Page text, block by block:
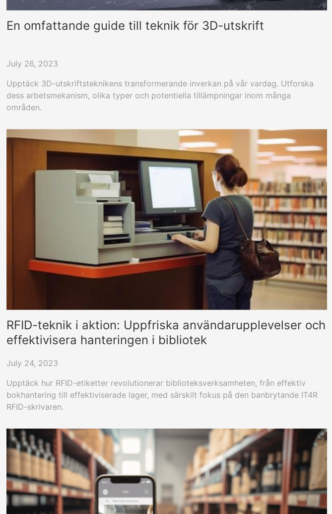
En omfattande guide till teknik för 3D-utskrift
July 26, 2023
Upptäck 3D-utskriftsteknikens transformerande inverkan på vår vardag. Utforska
dess arbetsmekanism, olika typer och potentiella tillämpningar inom många
områden.
RFID-teknik i aktion: Uppfriska användarupplevelser och
effektivisera hanteringen i bibliotek
July 24, 2023
Upptäck hur RFID-etiketter revolutionerar biblioteksverksamheten, från effektiv
bokhantering till effektiviserade lager, med särskilt fokus på den banbrytande IT4R
RFID-skrivaren.